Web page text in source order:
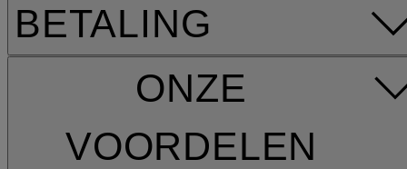
BETALING
ONZE
VOORDELEN